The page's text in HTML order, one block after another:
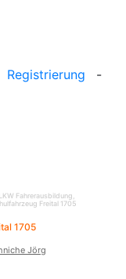
Registrierung -
Fahrerausbildung,
Freital 1705
1705
Jörg